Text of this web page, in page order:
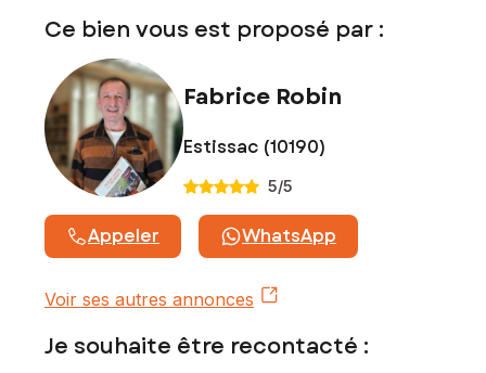
0783688346, E-mail : fabrice.robin@safti.fr - EI - Agent
952 747 285
Ce bien vous est proposé par :
Fabrice Robin
Estissac (10190)
5/5
Appeler WhatsApp
Voir ses autres annonces
Je souhaite être recontacté :